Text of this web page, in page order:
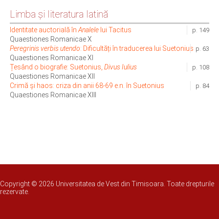
Limba şi literatura latină
p. 149
Identitate auctorială în Analele lui Tacitus
Quaestiones Romanicae X
p. 63
Peregrinis verbis utendo: Dificultăți în traducerea lui Suetonius
Quaestiones Romanicae XI
p. 108
Țesând o biografie: Suetonius, Divus Iulius
Quaestiones Romanicae XII
p. 84
Crimă și haos: criza din anii 68-69 e.n. în Suetonius
Quaestiones Romanicae XIII
Copyright © 2026 Universitatea de Vest din Timisoara. Toate drepturile
rezervate.